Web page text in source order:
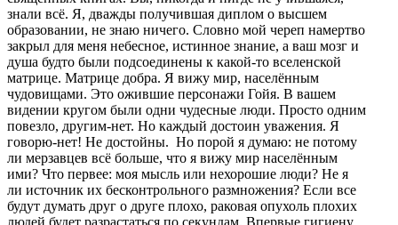
знали всё. Я, дважды получившая диплом о высшем
образовании, не знаю ничего. Словно мой череп намертво
закрыл для меня небесное, истинное знание, а ваш мозг и
душа будто были подсоединены к какой-то вселенской
матрице. Матрице добра. Я вижу мир, населённым
чудовищами. Это ожившие персонажи Гойя. В вашем
видении кругом были одни чудесные люди. Просто одним
повезло, другим-нет. Но каждый достоин уважения. Я
говорю-нет! Не достойны. Но порой я думаю: не потому
ли мерзавцев всё больше, что я вижу мир населённым
ими? Что первее: моя мысль или нехорошие люди? Не я
ли источник их бесконтрольного размножения? Если все
будут думать друг о друге плохо, раковая опухоль плохих
людей будет разрастаться по секундам. Впервые гигиену